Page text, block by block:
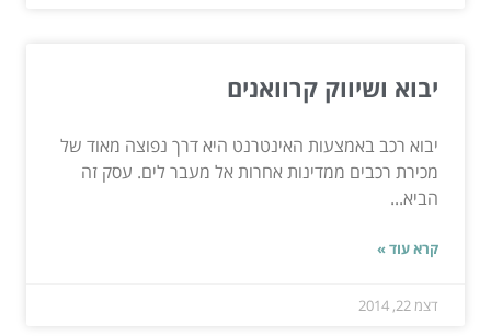
יבוא ושיווק קרוואנים
יבוא רכב באמצעות האינטרנט היא דרך נפוצה מאוד של
מכירת רכבים ממדינות אחרות אל מעבר לים. עסק זה
הביא...
קרא עוד »
דצמ 22, 2014